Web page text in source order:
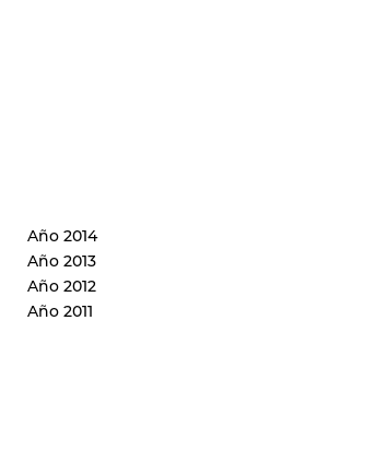
Año 2014
Año 2013
Año 2012
Año 2011